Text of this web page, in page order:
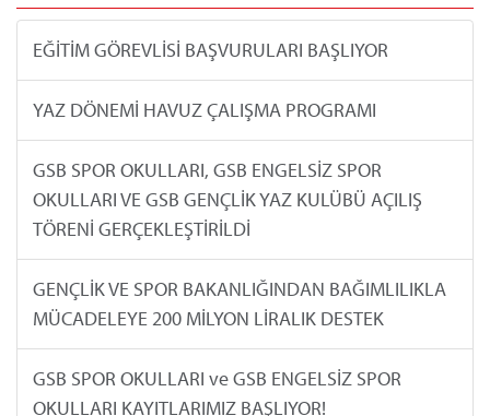
EĞİTİM GÖREVLİSİ BAŞVURULARI BAŞLIYOR
YAZ DÖNEMİ HAVUZ ÇALIŞMA PROGRAMI
GSB SPOR OKULLARI, GSB ENGELSİZ SPOR
OKULLARI VE GSB GENÇLİK YAZ KULÜBÜ AÇILIŞ
TÖRENİ GERÇEKLEŞTİRİLDİ
GENÇLİK VE SPOR BAKANLIĞINDAN BAĞIMLILIKLA
MÜCADELEYE 200 MİLYON LİRALIK DESTEK
GSB SPOR OKULLARI ve GSB ENGELSİZ SPOR
OKULLARI KAYITLARIMIZ BAŞLIYOR!